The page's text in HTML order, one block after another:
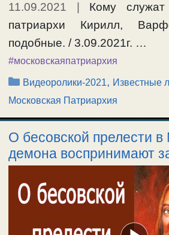
11.09.2021
Кому
патриархи Кирилл,
подобные. / 3.09.2021г. …
#московскаяпатриархия
Рубрики
Видеоролики-2021, Известные
Московская Патриархия
О бесовской прелести в
демона воспринимают